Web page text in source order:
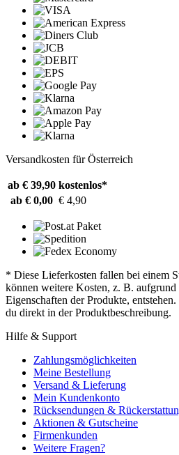
Versandkosten für Österreich
ab € 39,90 kostenlos*
ab € 0,00 € 4,90
* Diese Lieferkosten fallen bei einem
können weitere Kosten, z. B.
Eigenschaften der Produkte,
du direkt in der Produktbeschreibung.
Hilfe & Support
Zahlungsmöglichkeiten
Meine Bestellung
Versand & Lieferung
Mein Kundenkonto
Rücksendungen &
Aktionen & Gutscheine
Firmenkunden
Weitere Fragen?